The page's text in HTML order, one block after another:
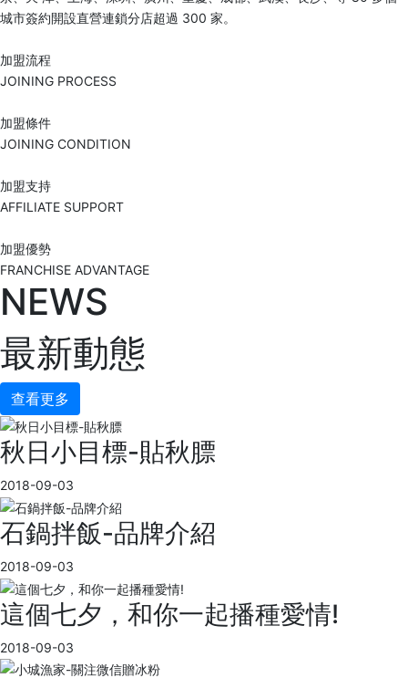
城市簽約開設直營連鎖分店超過 300 家。
加盟流程
JOINING PROCESS
加盟條件
JOINING CONDITION
加盟支持
AFFILIATE SUPPORT
加盟優勢
FRANCHISE ADVANTAGE
NEWS
最新動態
查看更多
秋日小目標-貼秋膘
2018-09-03
石鍋拌飯-品牌介紹
2018-09-03
這個七夕，和你一起播種愛情!
2018-09-03